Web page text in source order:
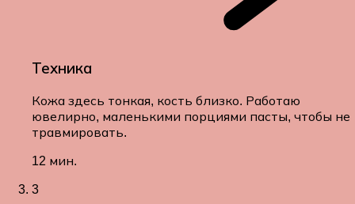
Техника
Кожа здесь тонкая, кость близко. Работаю
ювелирно, маленькими порциями пасты, чтобы не
травмировать.
12 мин.
3